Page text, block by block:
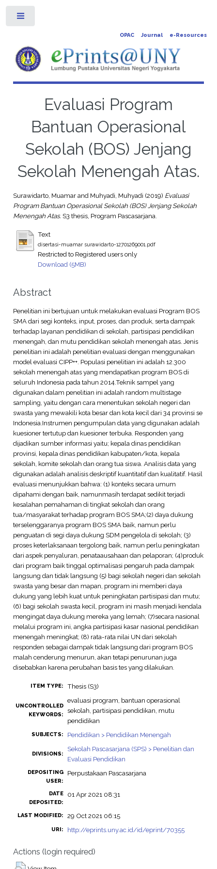
OPAC Journal e-Resources
Evaluasi Program
Bantuan Operasional
Sekolah (BOS) Jenjang
Sekolah Menengah Atas.
Surawidarto, Muamarand Muhyadi, Muhyadi (2019) Evaluasi
Program Bantuan Operasional Sekolah (BOS) Jenjang Sekolah
Menengah Atas. S3 thesis, Program Pascasarjana.
Text
disertasi-muamar surawidarto-12701269001.pdf
Restricted to Registered users only
Download (5MB)
Abstract
Penelitian ini bertujuan untuk melakukan evaluasi Program BOS
SMA dari segi konteks, input, proses, dan produk, serta dampak
terhadap layanan pendidikan di sekolah, partisipasi pendidikan
menengah, dan mutu pendidikan sekolah menengah atas. Jenis
penelitian ini adalah penelitian evaluasi dengan menggunakan
model evaluasi CIPP++. Populasi penelitian ini adalah 12.300
sekolah menengah atas yang mendapatkan program BOS di
seluruh Indonesia pada tahun 2014.Teknik sampel yang
digunakan dalam penelitian ini adalah random multistage
sampling, yaitu dengan cara menentukan sekolah negeri dan
swasta yang mewakili kota besar dan kota kecil dari 34 provinsi se
Indonesia.Instrumen pengumpulan data yang digunakan adalah
kuesioner tertutup dan kuesioner terbuka. Responden yang
dijadikan sumber informasi yaitu; kepala dinas pendidikan
provinsi, kepala dinas pendidikan kabupaten/kota, kepala
sekolah, komite sekolah dan orang tua siswa. Analisis data yang
digunakan adalah analisis deskriptif kuantitatif dan kualitatif. Hasil
evaluasi menunjukkan bahwa: (1) konteks secara umum
dipahami dengan baik, namunmasih terdapat sedikit terjadi
kesalahan pemahaman di tingkat sekolah dan orang
tua/masyarakat terhadap program BOS SMA;(2) daya dukung
terselenggaranya program BOS SMA baik, namun perlu
penguatan di segi daya dukung SDM pengelola di sekolah; (3)
proses keterlaksanaan tergolong baik, namun perlu peningkatan
dari aspek penyaluran, penataausahaan dan pelaporan; (4)produk
dari program baik tinggal optimalisasi pengaruh pada dampak
langsung dan tidak langsung (5) bagi sekolah negeri dan sekolah
swasta yang besar dan mapan, program ini memberi daya
dukung yang lebih kuat untuk peningkatan partisipasi dan mutu;
(6) bagi sekolah swasta kecil, program ini masih menjadi kendala
mengingat daya dukung mereka yang lemah; (7)secara nasional
melalui program ini, angka partisipasi kasar nasional pendidikan
menengah meningkat; (8) rata-rata nilai UN dari sekolah
responden sebagai dampak tidak langsung dari program BOS
malah cenderung menurun, akan tetapi penurunan juga
disebabkan karena perubahan basis tes yang dilakukan.
ITEM TYPE: Thesis (S3)
UNCONTROLLED
KEYWORDS:
evaluasi program, bantuan operasional
sekolah, partisipasi pendidikan, mutu
pendidikan
SUBJECTS: Pendidikan > Pendidikan Menengah
DIVISIONS:
Sekolah Pascasarjana (SPS) > Penelitian dan
Evaluasi Pendidikan
DEPOSITING
USER:
Perpustakaan Pascasarjana
DATE
DEPOSITED:
01 Apr 2021 08:31
LAST MODIFIED: 29 Oct 2021 06:15
URI: http://eprints.uny.ac.id/id/eprint/70355
Actions (login required)